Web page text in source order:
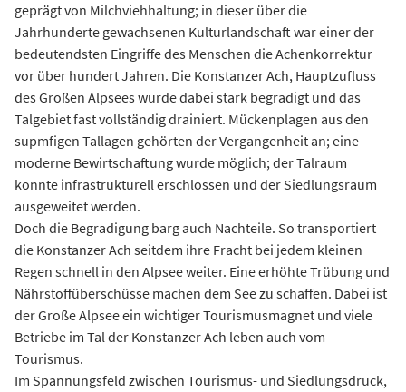
geprägt von Milchviehhaltung; in dieser über die
Jahrhunderte gewachsenen Kulturlandschaft war einer der
bedeutendsten Eingriffe des Menschen die Achenkorrektur
vor über hundert Jahren. Die Konstanzer Ach, Hauptzufluss
des Großen Alpsees wurde dabei stark begradigt und das
Talgebiet fast vollständig drainiert. Mückenplagen aus den
supmfigen Tallagen gehörten der Vergangenheit an; eine
moderne Bewirtschaftung wurde möglich; der Talraum
konnte infrastrukturell erschlossen und der Siedlungsraum
ausgeweitet werden.
Doch die Begradigung barg auch Nachteile. So transportiert
die Konstanzer Ach seitdem ihre Fracht bei jedem kleinen
Regen schnell in den Alpsee weiter. Eine erhöhte Trübung und
Nährstoffüberschüsse machen dem See zu schaffen. Dabei ist
der Große Alpsee ein wichtiger Tourismusmagnet und viele
Betriebe im Tal der Konstanzer Ach leben auch vom
Tourismus.
Im Spannungsfeld zwischen Tourismus- und Siedlungsdruck,